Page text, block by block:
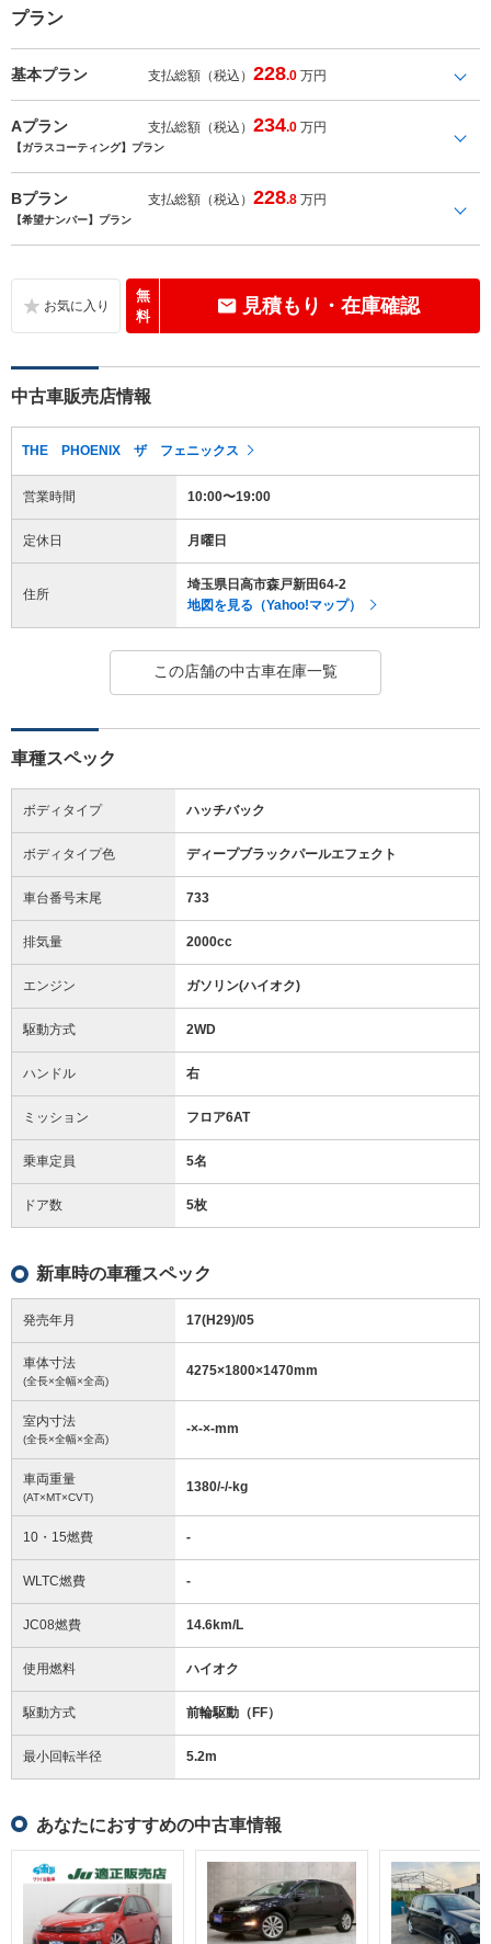
プラン
基本プラン 支払総額（税込）228.0 万円
Aプラン 支払総額（税込）234.0 万円
【ガラスコーティング】プラン
Bプラン 支払総額（税込）228.8 万円
【希望ナンバー】プラン
無
料
見積もり・在庫確認
中古車販売店情報
THE PHOENIX ザ フェニックス
営業時間 10:00〜19:00
定休日 月曜日
住所
埼玉県日高市森戸新田64-2
地図を見る（Yahoo!マップ）
この店舗の中古車在庫一覧
車種スペック
ボディタイプ ハッチバック
ボディタイプ色 ディープブラックパールエフェクト
車台番号末尾 733
排気量 2000cc
エンジン ガソリン(ハイオク)
駆動方式 2WD
ハンドル 右
ミッション フロア6AT
乗車定員 5名
ドア数 5枚
新車時の車種スペック
発売年月 17(H29)/05
車体寸法
(全長×全幅×全高)
4275×1800×1470mm
室内寸法
(全長×全幅×全高)
-×-×-mm
車両重量
(AT×MT×CVT)
1380/-/-kg
10・15燃費 -
WLTC燃費 -
JC08燃費 14.6km/L
使用燃料 ハイオク
駆動方式 前輪駆動（FF）
最小回転半径 5.2m
あなたにおすすめの中古車情報